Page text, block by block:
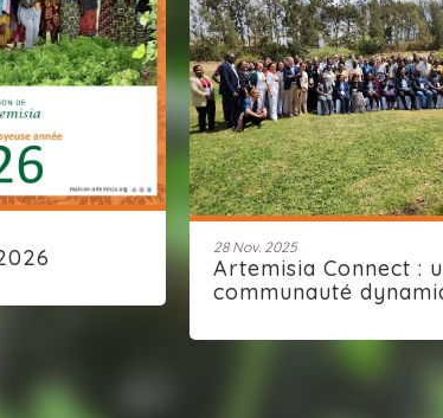
28 Nov. 2025
Artemisia Connect :
communauté